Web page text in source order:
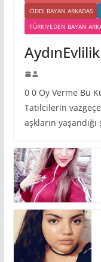
CIDDI BAYAN ARKADAS
TÜRKIYEDEN BAYAN
AydınEvlilik
0 0 Oy Verme Bu
Tatilcilerin
aşkların